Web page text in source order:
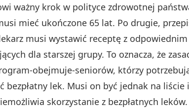
ważny krok w polityce zdrowotnej
mieć ukończone 65 lat. Po drugie,
musi wystawić receptę z
dla starszej grupy. To oznacza, że
obejmuje-seniorów, którzy
lek. Musi on być jednak na liście
skorzystanie z bezpłatnych